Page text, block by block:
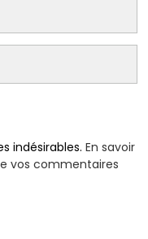
indésirables.En savoir
vos commentaires